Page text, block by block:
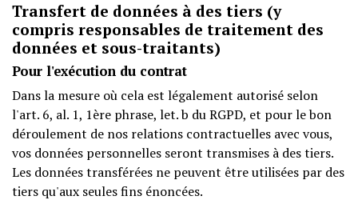
Transfert de données à des tiers (y
compris responsables de traitement des
données et sous-traitants)
Pour l'exécution du contrat
Dans la mesure où cela est légalement autorisé selon
l'art. 6, al. 1, 1ère phrase, let. b du RGPD, et pour le bon
déroulement de nos relations contractuelles avec vous,
vos données personnelles seront transmises à des tiers.
Les données transférées ne peuvent être utilisées par des
tiers qu'aux seules fins énoncées.